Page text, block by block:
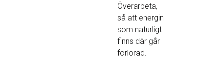
Överarbeta,
så att energin
som naturligt
finns där går
förlorad.